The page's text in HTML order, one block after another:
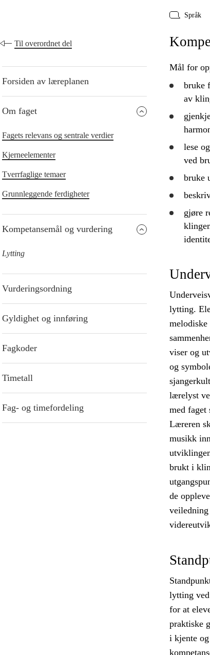
Språk
Til overordnet del
Forsiden av læreplanen
Om faget
Fagets relevans og sentrale verdier
Kjerneelementer
Tverrfaglige temaer
Grunnleggende ferdigheter
Kompetansemål og vurdering
Lytting
Vurderingsordning
Gyldighet og innføring
Fagkoder
Timetall
Fag- og timefordeling
Mål for
bruke
av
lese
ved
bruke
gjøre
lytting.
viser og
og
lærelyst
med faget
Læreren
musikk
brukt i
de
lytting
for at
praktiske
i kjente